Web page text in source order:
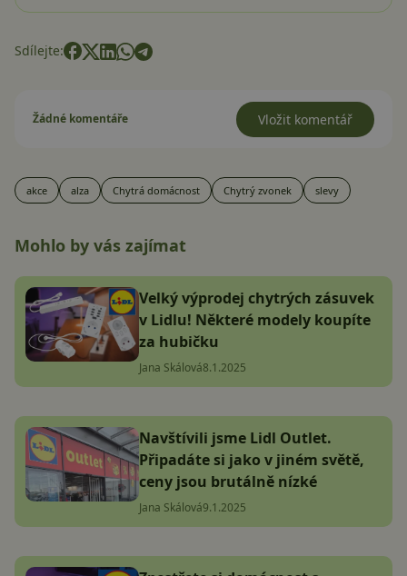
Sdílejte:
Žádné komentáře Vložit komentář
akce alza Chytrá domácnost Chytrý zvonek slevy
Mohlo by vás zajímat
Velký výprodej chytrých zásuvek
v Lidlu! Některé modely koupíte
za hubičku
Jana Skálová8.1.2025
Navštívili jsme Lidl Outlet.
Připadáte si jako v jiném světě,
ceny jsou brutálně nízké
Jana Skálová9.1.2025